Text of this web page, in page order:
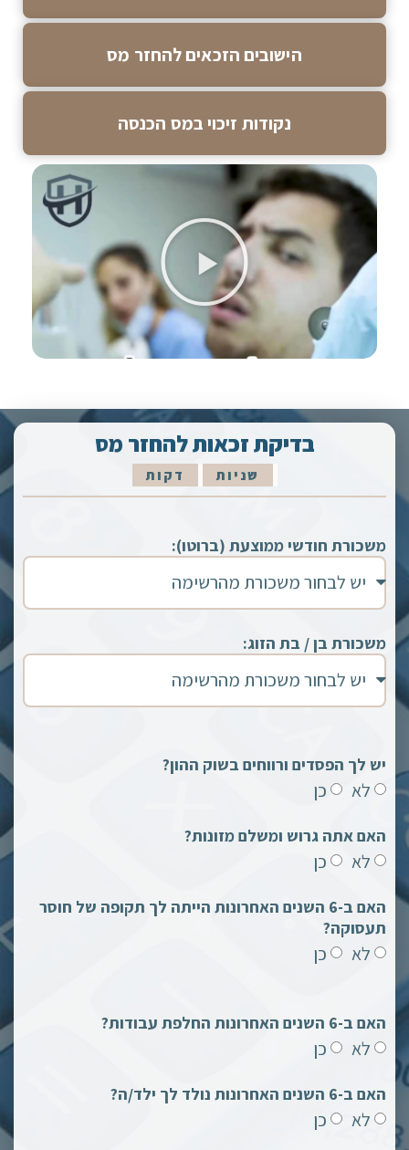
הישובים הזכאים להחזר מס
נקודות זיכוי במס הכנסה
בדיקת זכאות להחזר מס
דקות שניות
משכורת חודשי ממוצעת (ברוטו):
משכורת בן / בת הזוג:
יש לך הפסדים ורווחים בשוק ההון?
לא כן
האם אתה גרוש ומשלם מזונות?
לא כן
האם ב-6 השנים האחרונות הייתה לך תקופה של חוסר
תעסוקה?
לא כן
האם ב-6 השנים האחרונות החלפת עבודות?
לא כן
האם ב-6 השנים האחרונות נולד לך ילד/ה?
לא כן